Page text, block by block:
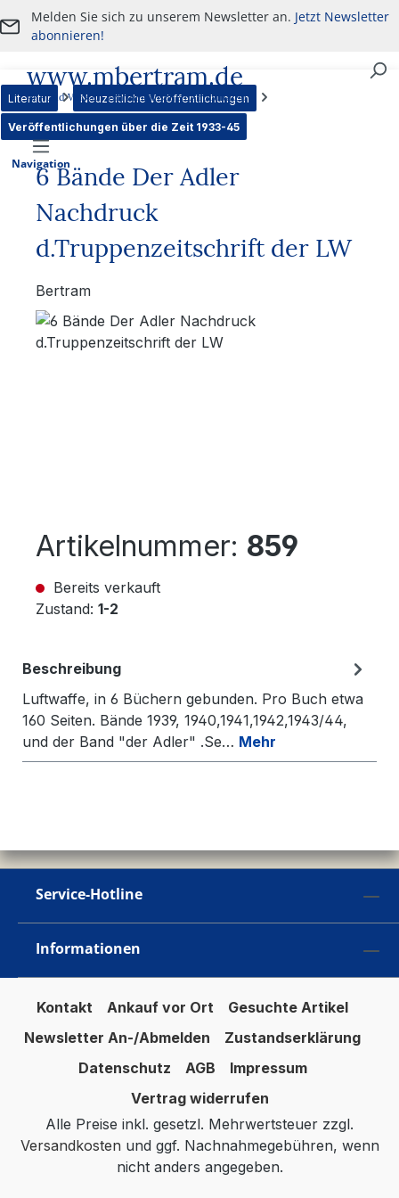
Zum Hauptinhalt springen
Melden Sie sich zu unserem Newsletter an. Jetzt Newsletter
abonnieren!
www.mbertram.de
An- und Verkauf von militärischen Antiquitäten
Navigation
Literatur Neuzeitliche Veröffentlichungen
Veröffentlichungen über die Zeit 1933-45
6 Bände Der Adler
Nachdruck
d.Truppenzeitschrift der LW
Bertram
Bildergalerie überspringen
Artikelnummer: 859
Bereits verkauft
Zustand: 1-2
Beschreibung
Luftwaffe, in 6 Büchern gebunden. Pro Buch etwa
160 Seiten. Bände 1939, 1940,1941,1942,1943/44,
und der Band "der Adler" .Se… Mehr
Service-Hotline
Informationen
Kontakt Ankauf vor Ort
Gesuchte Artikel
Newsletter An-/Abmelden
Zustandserklärung
Datenschutz
AGB
Impressum
Vertrag widerrufen
Alle Preise inkl. gesetzl. Mehrwertsteuer zzgl.
Versandkosten und ggf. Nachnahmegebühren, wenn
nicht anders angegeben.